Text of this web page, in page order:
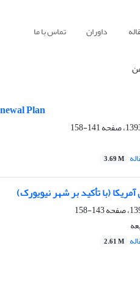
داوران تماس با ما
Plan
141-158
3.69 M
(با تأکید بر شهر نیویورک)
143-158
2.61 M